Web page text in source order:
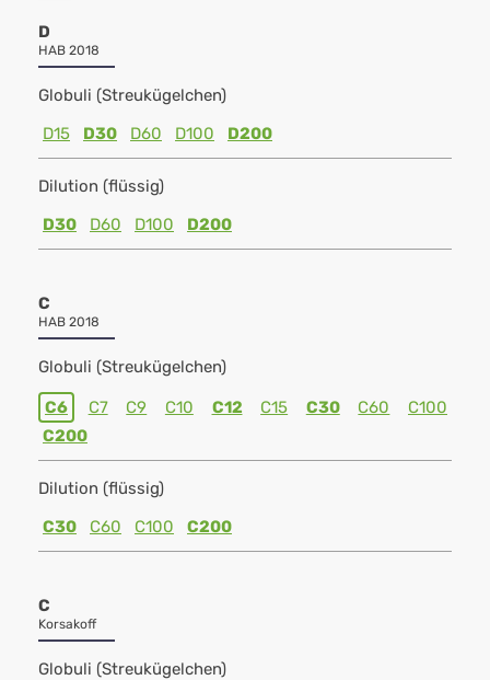
D
HAB 2018
Globuli (Streukügelchen)
D15
D30 D60 D100 D200
Dilution (flüssig)
D30
D60 D100 D200
C
HAB 2018
Globuli (Streukügelchen)
C6 C7 C9 C10 C12 C15 C30 C60
C100
C200
Dilution (flüssig)
C30
C60 C100 C200
C
Korsakoff
Globuli (Streukügelchen)